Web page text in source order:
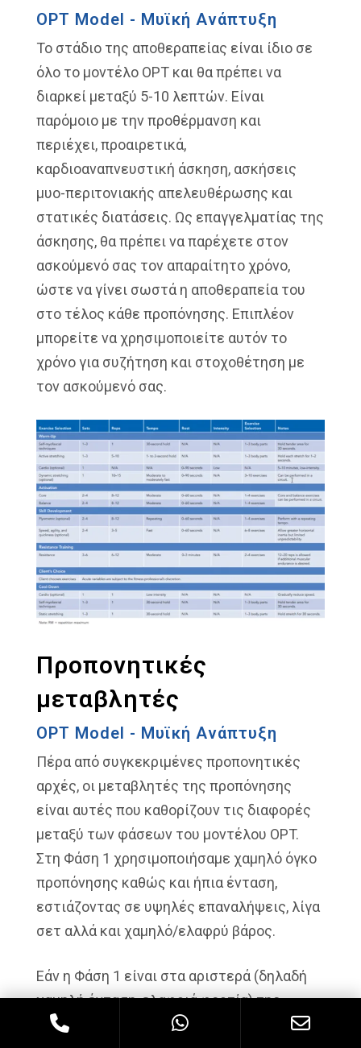
OPT Model - Μυϊκή Ανάπτυξη
Το στάδιο της αποθεραπείας είναι ίδιο σε
όλο το μοντέλο OPT και θα πρέπει να
διαρκεί μεταξύ 5-10 λεπτών. Είναι
παρόμοιο με την προθέρμανση και
περιέχει, προαιρετικά,
καρδιοαναπνευστική άσκηση, ασκήσεις
μυο-περιτονιακής απελευθέρωσης και
στατικές διατάσεις. Ως επαγγελματίας της
άσκησης, θα πρέπει να παρέχετε στον
ασκούμενό σας τον απαραίτητο χρόνο,
ώστε να γίνει σωστά η αποθεραπεία του
στο τέλος κάθε προπόνησης. Επιπλέον
μπορείτε να χρησιμοποιείτε αυτόν το
χρόνο για συζήτηση και στοχοθέτηση με
τον ασκούμενό σας.
Προπονητικές
μεταβλητές
OPT Model - Μυϊκή Ανάπτυξη
Πέρα από συγκεκριμένες προπονητικές
αρχές, οι μεταβλητές της προπόνησης
είναι αυτές που καθορίζουν τις διαφορές
μεταξύ των φάσεων του μοντέλου OPT.
Στη Φάση 1 χρησιμοποιήσαμε χαμηλό όγκο
προπόνησης καθώς και ήπια ένταση,
εστιάζοντας σε υψηλές επαναλήψεις, λίγα
σετ αλλά και χαμηλό/ελαφρύ βάρος.
Εάν η Φάση 1 είναι στα αριστερά (δηλαδή
χαμηλή ένταση, ελαφριά φορτία) της
κλίμακας του μοντέλου OPT, τότε η Φάση 3